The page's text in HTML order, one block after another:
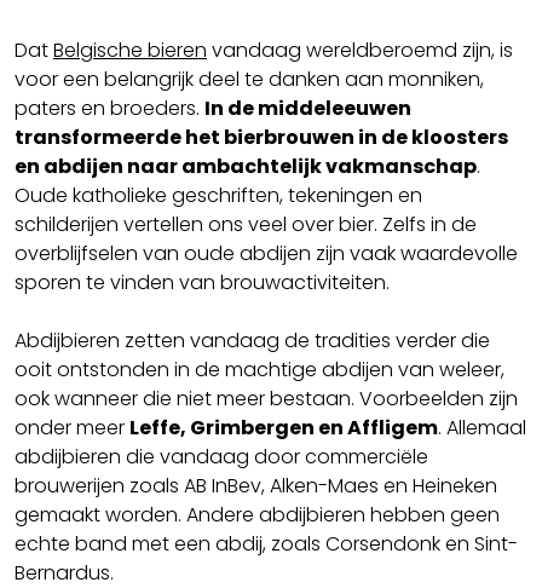
DatBelgische bieren vandaag wereldberoemd zijn, is
voor een belangrijk deel te danken aan monniken,
paters en broeders. In de middeleeuwen
transformeerde het bierbrouwen in de kloosters
en abdijen naar ambachtelijk vakmanschap.
Oude katholieke geschriften, tekeningen en
schilderijen vertellen ons veel over bier. Zelfs in de
overblijfselen van oude abdijen zijn vaak waardevolle
sporen te vinden van brouwactiviteiten.
Abdijbieren zetten vandaag de tradities verder die
ooit ontstonden in de machtige abdijen van weleer,
ook wanneer die niet meer bestaan. Voorbeelden zijn
onder meer Leffe, Grimbergen en Affligem. Allemaal
abdijbieren die vandaag door commerciële
brouwerijen zoals AB InBev, Alken-Maes en Heineken
gemaakt worden. Andere abdijbieren hebben geen
echte band met een abdij, zoals Corsendonk en Sint-
Bernardus.